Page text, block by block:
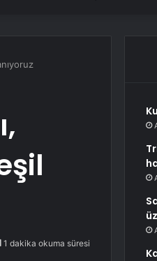
1 dakika okuma süresi